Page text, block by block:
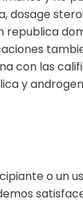
dosage
con las
y
o un